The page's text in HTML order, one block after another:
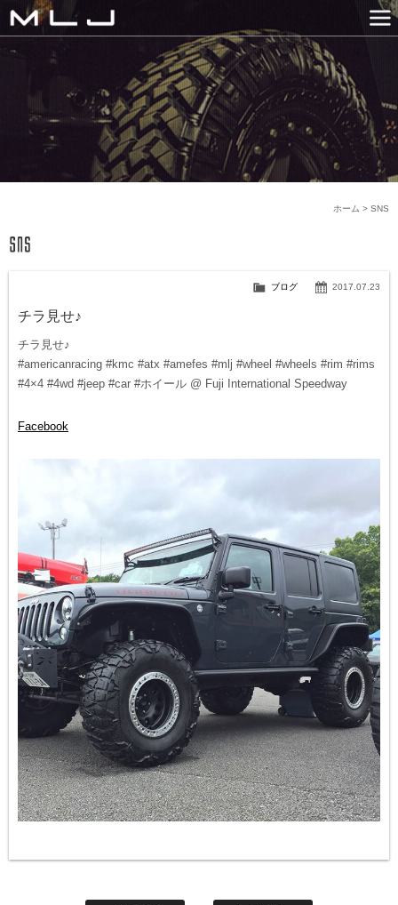
MLJ / Lexani(レクサーニ
GALLERY
SNS
NEWS
COMPANY
HISTORY
CONTACT US
LINK
SNS
ホーム >
2017.07.23
ブログ
チラ見せ♪
チラ見せ♪
#americanracing #kmc #atx #amefes #mlj #wheel #wheels #rim #rims
#4×4 #4wd #jeep #car #ホイール @ Fuji International Speedway
Facebook